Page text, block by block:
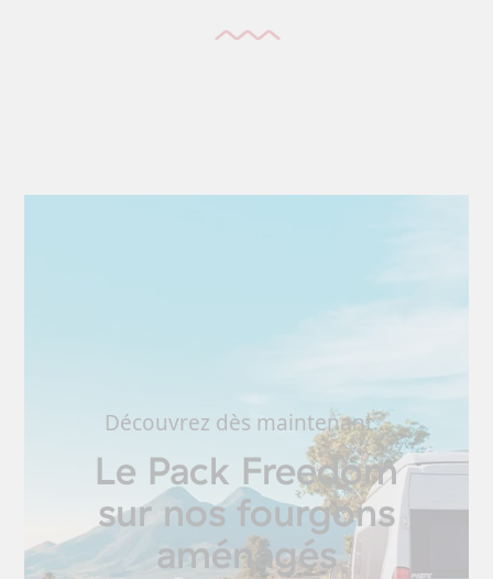
Découvrez dès maintenant…
Le Pack Freedom
sur nos fourgons
aménagés